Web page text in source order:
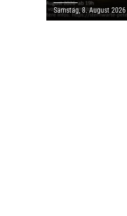
PETERBERG
IHRE TORE
Samstag, 8. August 2026